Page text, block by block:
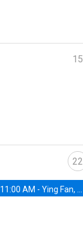
15
22
11:00 AM -Ying Fan, University of Michigan